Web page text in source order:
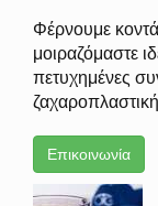
Φέρνουμε
μοιραζόμαστε
πετυχημένες
Επικοινωνία